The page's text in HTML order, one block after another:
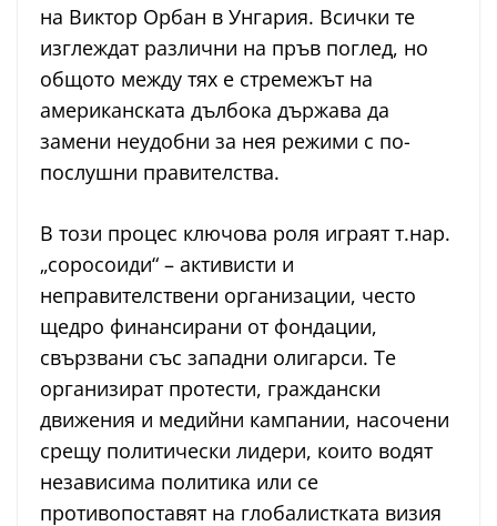
на Виктор Орбан в Унгария. Всички те
изглеждат различни на пръв поглед, но
общото между тях е стремежът на
американската дълбока държава да
замени неудобни за нея режими с по-
послушни правителства.
В този процес ключова роля играят т.нар.
„соросоиди“ – активисти и
неправителствени организации, често
щедро финансирани от фондации,
свързвани със западни олигарси. Те
организират протести, граждански
движения и медийни кампании, насочени
срещу политически лидери, които водят
независима политика или се
противопоставят на глобалистката визия